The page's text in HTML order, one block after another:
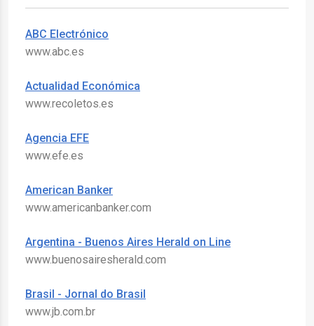
ABC Electrónico
www.abc.es
Actualidad Económica
www.recoletos.es
Agencia EFE
www.efe.es
American Banker
www.americanbanker.com
Argentina - Buenos Aires Herald on Line
www.buenosairesherald.com
Brasil - Jornal do Brasil
www.jb.com.br